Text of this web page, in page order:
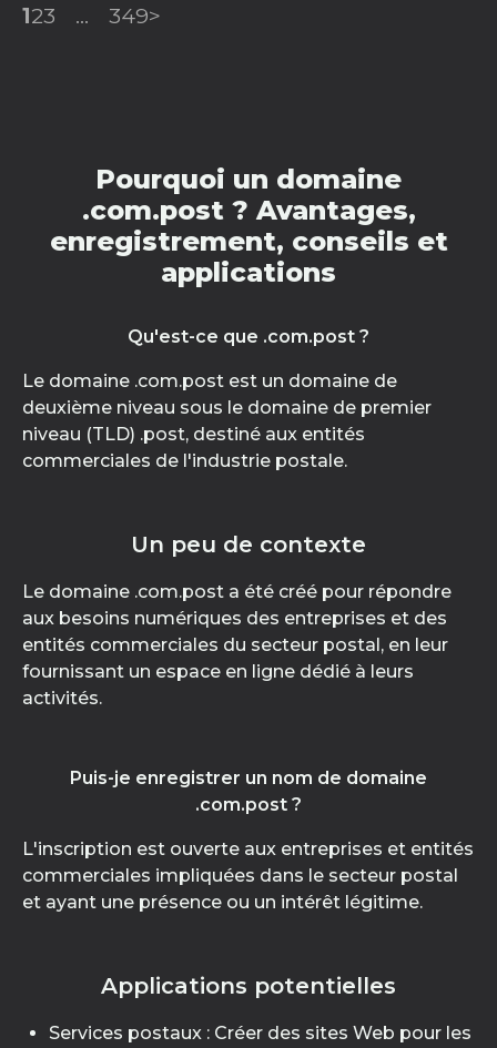
123 ... 349>
Pourquoi un domaine
.com.post ? Avantages,
enregistrement, conseils et
applications
Qu'est-ce que .com.post ?
Le domaine .com.post est un domaine de
deuxième niveau sous le domaine de premier
niveau (TLD) .post, destiné aux entités
commerciales de l'industrie postale.
Un peu de contexte
Le domaine .com.post a été créé pour répondre
aux besoins numériques des entreprises et des
entités commerciales du secteur postal, en leur
fournissant un espace en ligne dédié à leurs
activités.
Puis-je enregistrer un nom de domaine
.com.post ?
L'inscription est ouverte aux entreprises et entités
commerciales impliquées dans le secteur postal
et ayant une présence ou un intérêt légitime.
Applications potentielles
Services postaux : Créer des sites Web pour les